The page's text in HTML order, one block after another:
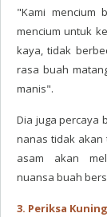
"Kami mencium
mencium untuk
kaya, tidak
rasa buah
manis".
Dia juga percaya
nanas tidak akan
asam akan
nuansa buah
3. Periksa Kuning